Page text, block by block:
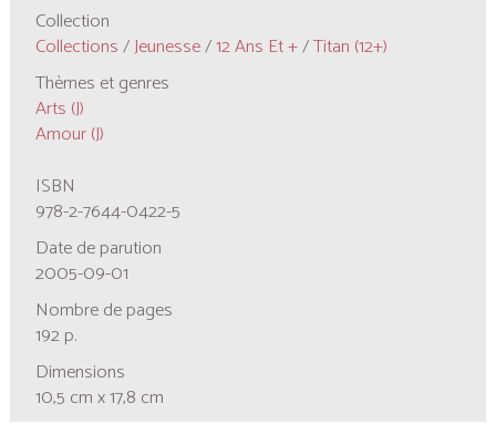
Collection
Collections/Jeunesse/12 Ans Et +/Titan (12+)
Thèmes et genres
Arts (J)
Amour (J)
ISBN
978-2-7644-0422-5
Date de parution
2005-09-01
Nombre de pages
192 p.
Dimensions
10,5 cm x 17,8 cm